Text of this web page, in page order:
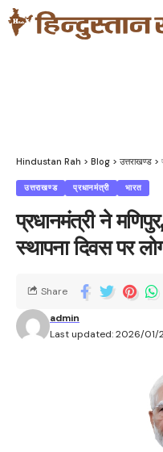
Hindustan Rah > Blog > उत्तराखण्ड >
उत्तराखण्ड प्रधानमंत्री भारत
प्रधानमंत्री ने
स्थापना दिवस पर
Last updated: 2026/01/
admin
Share